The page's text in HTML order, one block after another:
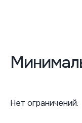
Нет ограничений.